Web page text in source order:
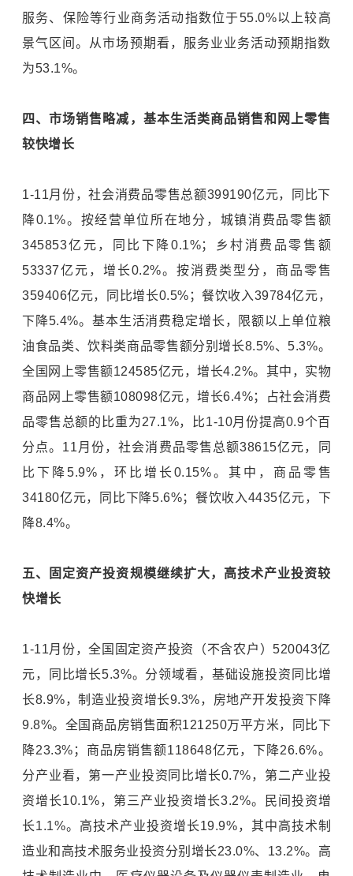
服务、保险等行业商务活动指数位于55.0%以上较高
景气区间。从市场预期看，服务业业务活动预期指数
为53.1%。
四、市场销售略减，基本生活类商品销售和网上零售
较快增长
1-11月份，社会消费品零售总额399190亿元，同比下
降0.1%。按经营单位所在地分，城镇消费品零售额
345853亿元，同比下降0.1%；乡村消费品零售额
53337亿元，增长0.2%。按消费类型分，商品零售
359406亿元，同比增长0.5%；餐饮收入39784亿元，
下降5.4%。基本生活消费稳定增长，限额以上单位粮
油食品类、饮料类商品零售额分别增长8.5%、5.3%。
全国网上零售额124585亿元，增长4.2%。其中，实物
商品网上零售额108098亿元，增长6.4%；占社会消费
品零售总额的比重为27.1%，比1-10月份提高0.9个百
分点。11月份，社会消费品零售总额38615亿元，同
比下降5.9%，环比增长0.15%。其中，商品零售
34180亿元，同比下降5.6%；餐饮收入4435亿元，下
降8.4%。
五、固定资产投资规模继续扩大，高技术产业投资较
快增长
1-11月份，全国固定资产投资（不含农户）520043亿
元，同比增长5.3%。分领域看，基础设施投资同比增
长8.9%，制造业投资增长9.3%，房地产开发投资下降
9.8%。全国商品房销售面积121250万平方米，同比下
降23.3%；商品房销售额118648亿元，下降26.6%。
分产业看，第一产业投资同比增长0.7%，第二产业投
资增长10.1%，第三产业投资增长3.2%。民间投资增
长1.1%。高技术产业投资增长19.9%，其中高技术制
造业和高技术服务业投资分别增长23.0%、13.2%。高